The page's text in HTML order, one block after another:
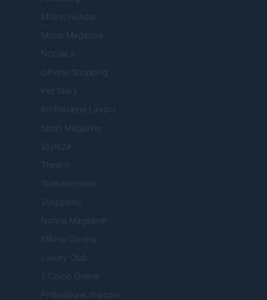
Milano Notizie
Motor Magazine
Notizie.it
Offerte Shopping
Pet Story
Professione Lavoro
Sport Magazine
Style24
Think.it
Tuobenessere
Viaggiamo
Nonne Magazine
Milano Cortina
Luxury Club
Il Calcio Online
Professione mamma